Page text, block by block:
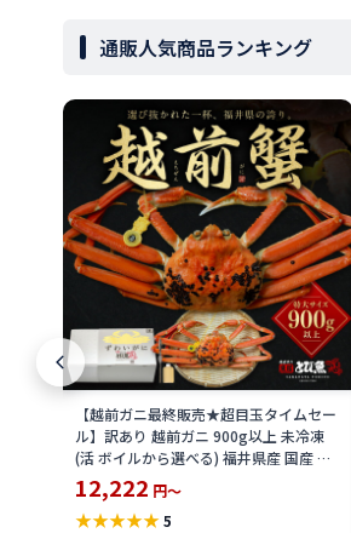
通販人気商品ランキング
【越前ガニ最終販売★超目玉タイムセー
ル】訳あり 越前ガニ 900g以上 未冷凍
(活 ボイルから選べる) 福井県産 国産 産
地直送 脚折れ 訳ありカニ 越前がに ズワ
イガニ 越前 かに 送料無料 etz-900w
12,222 円～
★★★★★5